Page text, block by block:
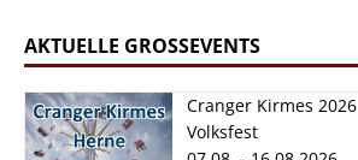
AKTUELLE GROSSEVENTS
Cranger Kirmes 2026
Volksfest